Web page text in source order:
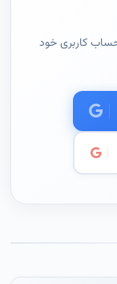
کاربری خود